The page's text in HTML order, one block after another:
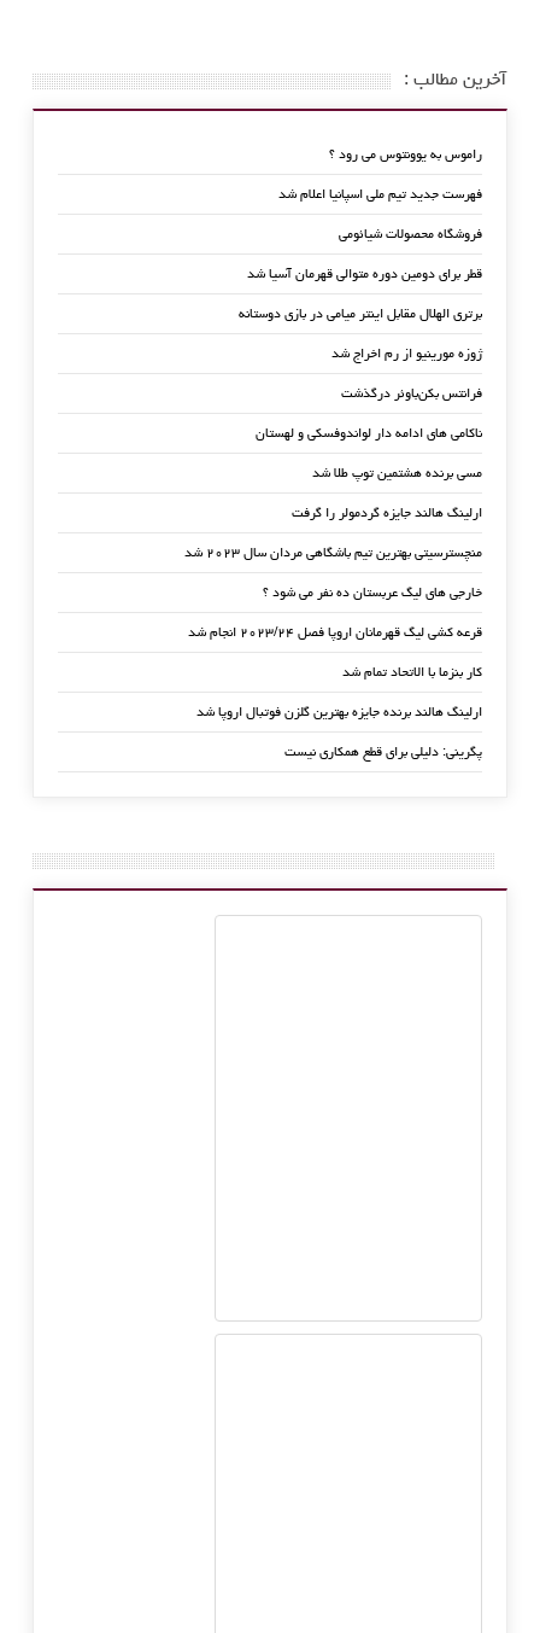
آخرین مطالب :
راموس به یوونتوس می رود ؟
فهرست جدید تیم ملی اسپانیا اعلام شد
فروشگاه محصولات شیائومی
قطر برای دومین دوره متوالی قهرمان آسیا شد
برتری الهلال مقابل اینتر میامی در بازی دوستانه
ژوزه مورینیو از رم اخراج شد
فرانتس بکن‌باوئر درگذشت
ناکامی های ادامه دار لواندوفسکی و لهستان
مسی برنده هشتمین توپ طلا شد
ارلینگ هالند جایزه گردمولر را گرفت
منچسترسیتی بهترین تیم باشگاهی مردان سال ۲۰۲۳ شد
خارجی های لیگ عربستان ده نفر می شود ؟
قرعه کشی لیگ قهرمانان اروپا فصل ۲۰۲۳/۲۴ انجام شد
کار بنزما با الاتحاد تمام شد
ارلینگ هالند برنده جایزه بهترین گلزن فوتبال اروپا شد
پگرینی: دلیلی برای قطع همکاری نیست